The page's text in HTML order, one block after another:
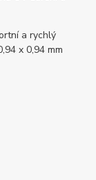
a rychlý
x 0,94 mm